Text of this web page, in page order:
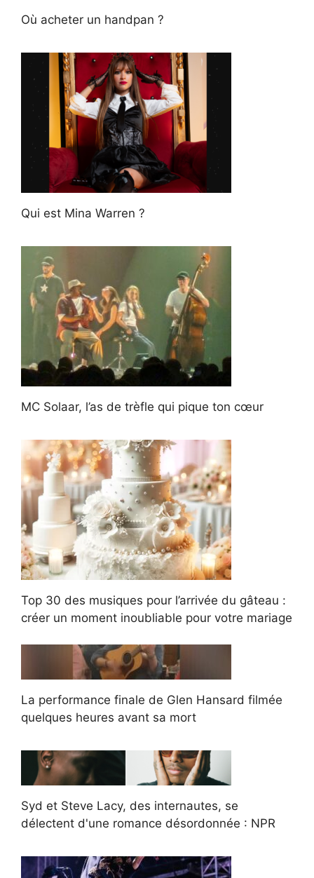
Où acheter un handpan ?
Qui est Mina Warren ?
MC Solaar, l’as de trèfle qui pique ton cœur
Top 30 des musiques pour l’arrivée du gâteau :
créer un moment inoubliable pour votre mariage
La performance finale de Glen Hansard filmée
quelques heures avant sa mort
Syd et Steve Lacy, des internautes, se
délectent d'une romance désordonnée : NPR